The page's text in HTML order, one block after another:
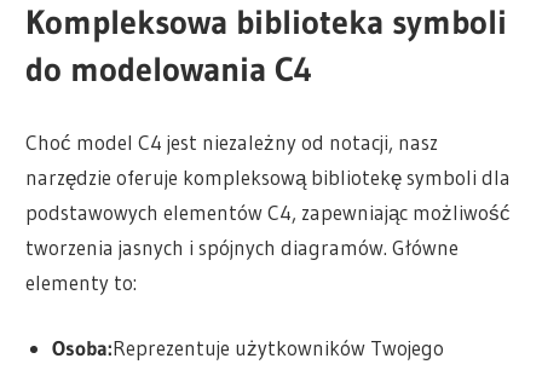
Kompleksowa biblioteka symboli
do modelowania C4
Choć model C4 jest niezależny od notacji, nasz
narzędzie oferuje kompleksową bibliotekę symboli dla
podstawowych elementów C4, zapewniając możliwość
tworzenia jasnych i spójnych diagramów. Główne
elementy to:
Osoba:Reprezentuje użytkowników Twojego